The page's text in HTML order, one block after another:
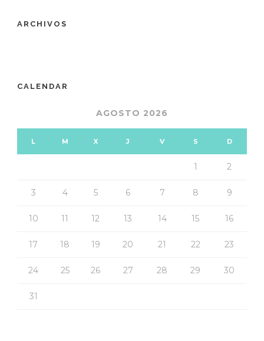
ARCHIVOS
CALENDAR
AGOSTO 2026
L M X J V S D
1 2
3 4 5 6 7 8 9
10 11 12 13 14 15 16
17 18 19 20 21 22 23
24 25 26 27 28 29 30
31